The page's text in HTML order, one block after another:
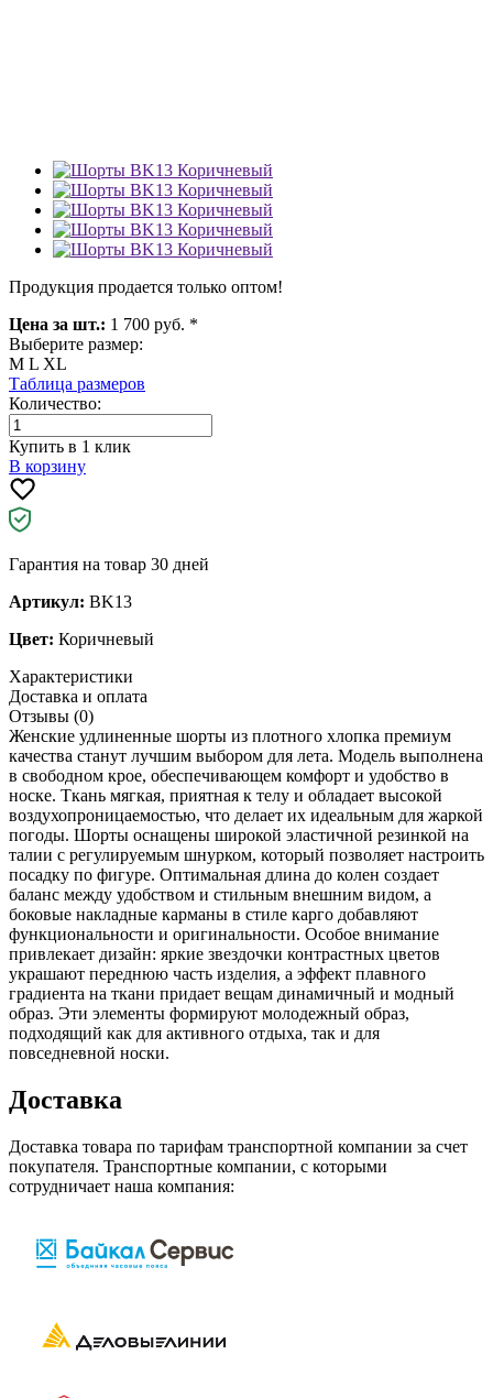
Продукция продается только оптом!
Цена за шт.: 1 700 руб. *
Выберите размер:
M L XL
Таблица размеров
Количество:
Купить в 1 клик
В корзину
Гарантия на товар 30 дней
Артикул: BK13
Цвет: Коричневый
Характеристики
Доставка и оплата
Отзывы (0)
Женские удлиненные шорты из плотного хлопка премиум
качества станут лучшим выбором для лета. Модель выполнена
в свободном крое, обеспечивающем комфорт и удобство в
носке. Ткань мягкая, приятная к телу и обладает высокой
воздухопроницаемостью, что делает их идеальным для жаркой
погоды. Шорты оснащены широкой эластичной резинкой на
талии с регулируемым шнурком, который позволяет настроить
посадку по фигуре. Оптимальная длина до колен создает
баланс между удобством и стильным внешним видом, а
боковые накладные карманы в стиле карго добавляют
функциональности и оригинальности. Особое внимание
привлекает дизайн: яркие звездочки контрастных цветов
украшают переднюю часть изделия, а эффект плавного
градиента на ткани придает вещам динамичный и модный
образ. Эти элементы формируют молодежный образ,
подходящий как для активного отдыха, так и для
повседневной носки.
Доставка
Доставка товара по тарифам транспортной компании за счет
покупателя. Транспортные компании, с которыми
сотрудничает наша компания: